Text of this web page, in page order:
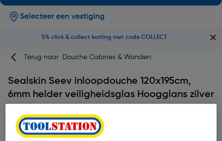
Selecteer een vestiging
5% click & collect korting met code COLLECT
Terug naar Douche Cabines & Wanden
Sealskin Seev inloopdouche 120x195cm,
6mm helder veiligheidsglas Hoogglans zilver